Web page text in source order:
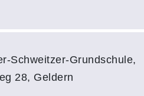
Schweitzer-Grundschule,
28, Geldern